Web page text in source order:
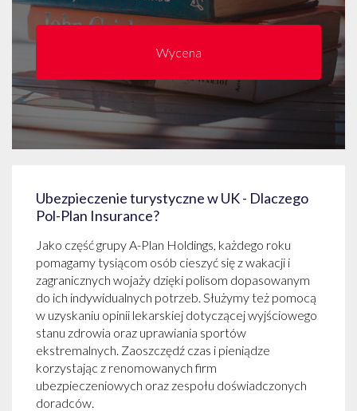
Wycena
Ubezpieczenie turystyczne w UK - Dlaczego
Pol-Plan Insurance?
Jako część grupy A-Plan Holdings, każdego roku
pomagamy tysiącom osób cieszyć się z wakacji i
zagranicznych wojaży dzięki polisom dopasowanym
do ich indywidualnych potrzeb. Służymy też pomocą
w uzyskaniu opinii lekarskiej dotyczącej wyjściowego
stanu zdrowia oraz uprawiania sportów
ekstremalnych. Zaoszczędź czas i pieniądze
korzystając z renomowanych firm
ubezpieczeniowych oraz zespołu doświadczonych
doradców.